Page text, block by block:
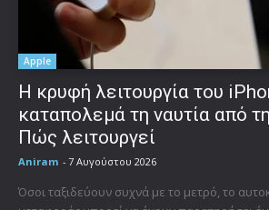
Apple
Η κρυφή λειτουργία του
καταπολεμά τη ναυτία από
Πώς λειτουργεί
Aniram - 7 Αυγούστου 2026
Όσοι ταξιδεύουν συχνά με το μετρό, το